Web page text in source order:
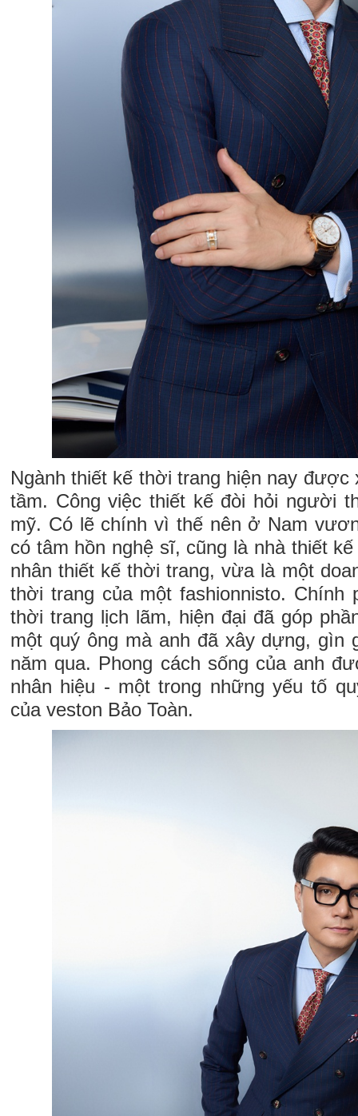
Ngành thiết kế thời trang hiện nay được
tầm. Công việc thiết kế đòi hỏi người
mỹ. Có lẽ chính vì thế nên ở Nam
có tâm hồn nghệ sĩ, cũng là nhà thiết
nhân thiết kế thời trang, vừa là một
thời trang của một fashionnisto. Chính
thời trang lịch lãm, hiện đại đã góp
một quý ông mà anh đã xây dựng, gìn
năm qua. Phong cách sống của anh
nhân hiệu - một trong những yếu tố
của veston Bảo Toàn.